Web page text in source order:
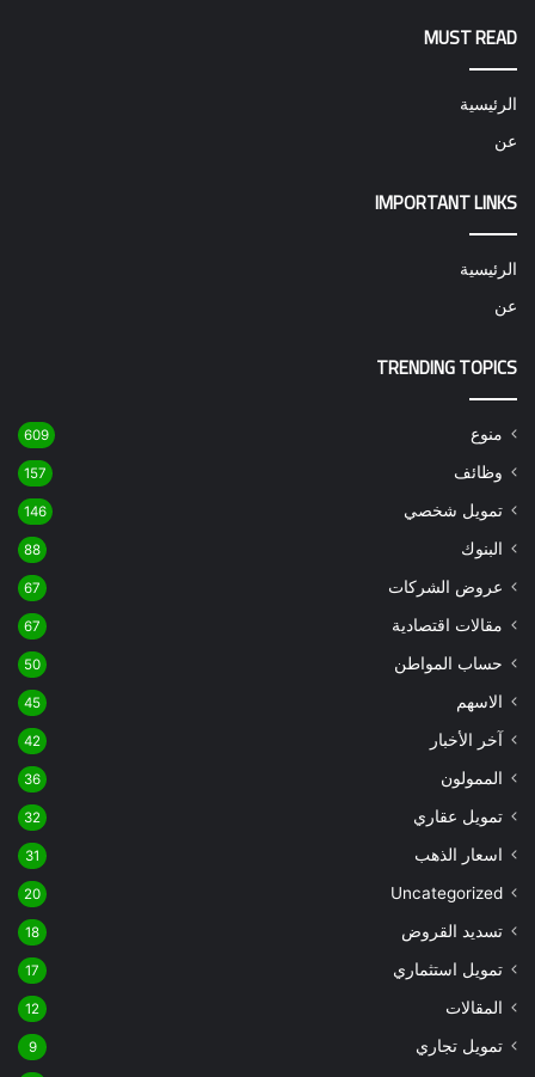
MUST READ
الرئيسية
عن
IMPORTANT LINKS
الرئيسية
عن
TRENDING TOPICS
منوع 609
وظائف 157
تمويل شخصي 146
البنوك 88
عروض الشركات 67
مقالات اقتصادية 67
حساب المواطن 50
الاسهم 45
آخر الأخبار 42
الممولون 36
تمويل عقاري 32
اسعار الذهب 31
Uncategorized
20
تسديد القروض 18
تمويل استثماري 17
المقالات 12
تمويل تجاري 9